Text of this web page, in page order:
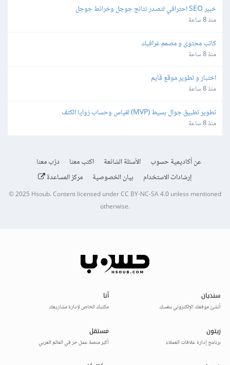
خبير SEO احترافي لتصدر نتائج جوجل وخرائط جوجل
منذ 8 ساعة
كاتب محتوى و مصمم غرافيك
منذ 8 ساعة
اختبار و تطوير موقع قايم
منذ 8 ساعة
تطوير تطبيق جوال بسيط (MVP) لقياس وحساب زوايا الكتف
منذ 8 ساعة
عن أكاديمية حسوب الأسئلة الشائعة اكتب معنا
درّب معنا
إرشادات الاستخدام
بيان الخصوصية مركز المساعدة
© 2025 Hsoub.Content licensed underCC BY-NC-SA 4.0unless mentioned
otherwise.